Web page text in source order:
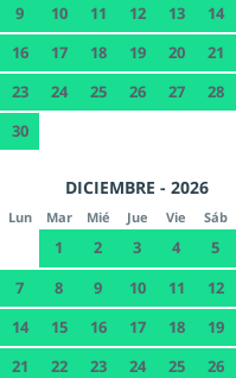
9
10 11 12 13 14
16
17 18 19 20 21
23
24 25 26 27 28
30
DICIEMBRE - 2026
Lun Mar Mié Jue Vie Sáb
1 2 3 4 5
7
8 9 10 11 12
14
15 16 17 18 19
21
22 23 24 25 26